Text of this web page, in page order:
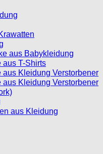
aus Babykleidung
aus T-Shirts
aus Kleidung Verstorbener
aus Kleidung Verstorbener
aus Kleidung